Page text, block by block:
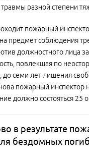
разной степени
пожарный
предмет соблюдения
должностного лица
повлекшая по
до семи лет лишения
пожарный инспектор
должно состояться 25
в результате
бездомных